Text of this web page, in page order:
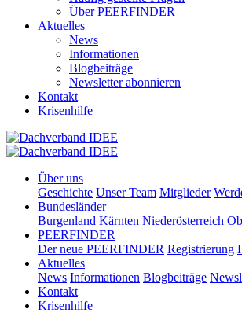
Über PEERFINDER
Aktuelles
News
Informationen
Blogbeiträge
Newsletter abonnieren
Kontakt
Krisenhilfe
Über uns
Geschichte Unser Team Mitglieder
Bundesländer
Burgenland Kärnten Niederösterreich
PEERFINDER
Der neue PEERFINDER Registrierung
Aktuelles
News Informationen Blogbeiträge
Kontakt
Krisenhilfe